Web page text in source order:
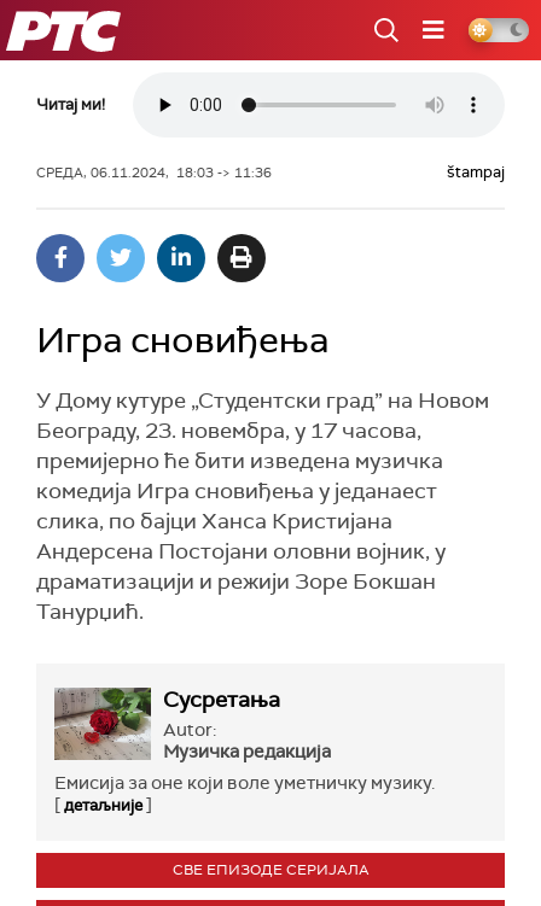
РТС
Читај ми!
СРЕДА, 06.11.2024, 18:03 -> 11:36 štampaj
Игра сновиђења
У Дому кутуре „Студентски град” на Новом
Београду, 23. новембра, у 17 часова,
премијерно ће бити изведена музичка
комедија Игра сновиђења у једанаест
слика, по бајци Ханса Кристијана
Андерсена Постојани оловни војник, у
драматизацији и режији Зоре Бокшан
Танурџић.
Сусретања
Autor:
Музичка редакција
Емисија за оне који воле уметничку музику.
[детаљније]
СВЕ ЕПИЗОДЕ СЕРИЈАЛА